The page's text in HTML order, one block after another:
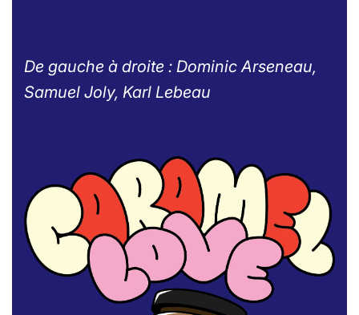
De gauche à droite : Dominic Arseneau,
Samuel Joly, Karl Lebeau